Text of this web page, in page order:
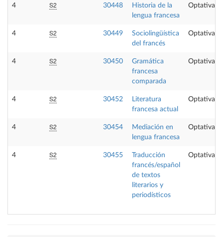
4 S2 30448
Historia de la
lengua francesa
Optativa
4 S2 30449
Sociolingüística
del francés
Optativa
4 S2 30450
Gramática
francesa
comparada
Optativa
4 S2 30452
Literatura
francesa actual
Optativa
4 S2 30454
Mediación en
lengua francesa
Optativa
4 S2 30455
Traducción
francés/español
de textos
literarios y
periodísticos
Optativa